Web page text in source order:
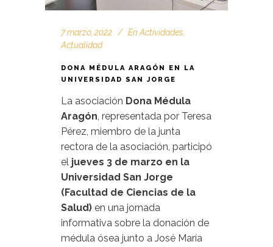
7 marzo, 2022 En Actividades
Actualidad
DONA MÉDULA ARAGÓN EN LA
UNIVERSIDAD SAN JORGE
La asociación Dona Médula
Aragón, representada por Teresa
Pérez, miembro de la junta
rectora de la asociación, participó
el jueves 3 de marzo en la
Universidad San Jorge
(Facultad de Ciencias de la
Salud) en una jornada
informativa sobre la donación de
médula ósea junto a José María